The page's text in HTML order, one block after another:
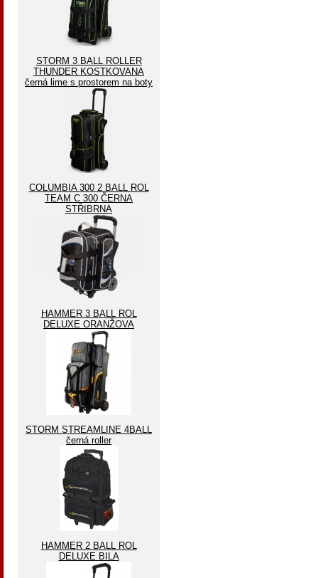
STORM 3 BALL ROLLER
THUNDER KOSTKOVANA
černá lime s prostorem na boty
COLUMBIA 300 2 BALL ROL
TEAM C 300 ČERNA
STŘIBRNA
HAMMER 3 BALL ROL
DELUXE ORANŽOVA
STORM STREAMLINE 4BALL
černá roller
HAMMER 2 BALL ROL
DELUXE BILA